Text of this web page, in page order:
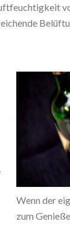
Wenn der
zum